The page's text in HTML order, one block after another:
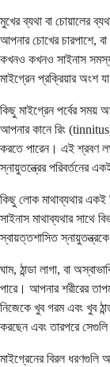
মুখের ব্যথা বা চোয়ালের
আপনার চোখের চারপাশে,
কখনও কখনও সাইনাস
মাইগ্রেন প্রক্রিয়ার অংশ
কিছু মাইগ্রেন পর্বের সময়
আপনার কানে রিং (tinnitus),
করতে পারেন। এই শ্রবণ
স্নায়ুতন্ত্রের পরিবর্তনের
কিছু লোক মাথাব্যথার
সাইনাস মাথাব্যথার সাথে
স্বায়ত্তশাসিত
ঘাম, ঠান্ডা লাগা, বা
পারে। আপনার শরীরের
নিজেকে খুব গরম এবং খুব
করছেন এবং তারপরে
মাইগ্রেনের বিরল ধরণগুলি